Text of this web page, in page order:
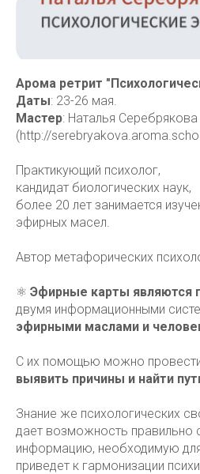
Арома ретрит
Даты: 23-26 мая.
Мастер: Наталья Серебрякова
(http://
Практикующий психолог,
кандидат биологических наук,
более 20 лет занимается
эфирных масел.
Автор метафорических
⚛️ Эфирные карты являются
двумя информационными
эфирными маслами и
С их помощью можно
выявить причины и найти
Знание же психологических
дает возможность правильно
информацию, необходимую
приведет к гармонизации